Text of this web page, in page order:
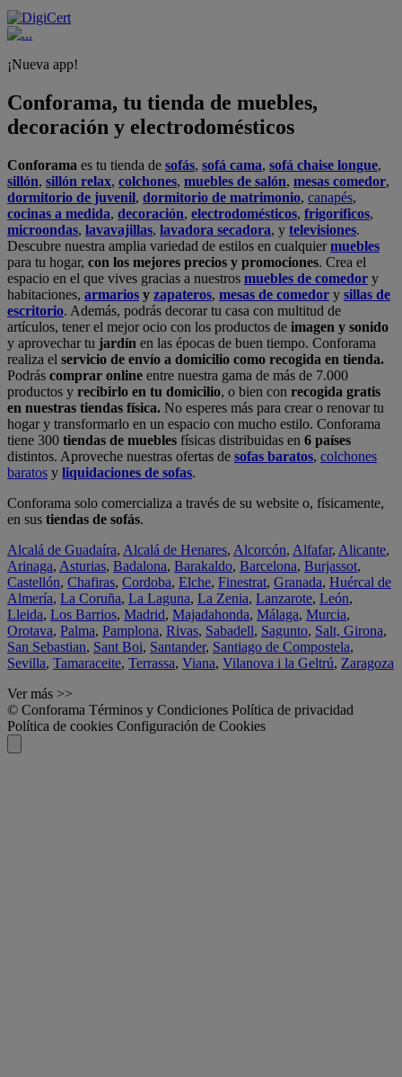
¡Nueva app!
Conforama, tu tienda de muebles,
decoración y electrodomésticos
Conforama es tu tienda de sofás, sofá cama, sofá chaise longue,
sillón, sillón relax, colchones, muebles de salón, mesas comedor,
dormitorio de juvenil, dormitorio de matrimonio, canapés,
cocinas a medida, decoración, electrodomésticos, frigoríficos,
microondas, lavavajillas, lavadora secadora, y televisiones.
Descubre nuestra amplia variedad de estilos en cualquiermuebles
para tu hogar, con los mejores precios y promociones. Crea el
espacio en el que vives gracias a nuestros muebles de comedor y
habitaciones, armarios y zapateros, mesas de comedor y sillas de
escritorio. Además, podrás decorar tu casa con multitud de
artículos, tener el mejor ocio con los productos de imagen y sonido
y aprovechar tu jardín en las épocas de buen tiempo. Conforama
realiza el servicio de envío a domicilio como recogida en tienda.
Podrás comprar online entre nuestra gama de más de 7.000
productos y recibirlo en tu domicilio, o bien con recogida gratis
en nuestras tiendas física. No esperes más para crear o renovar tu
hogar y transformarlo en un espacio con mucho estilo. Conforama
tiene 300 tiendas de muebles físicas distribuidas en 6 países
distintos. Aproveche nuestras ofertas de sofas baratos, colchones
baratos y liquidaciones de sofas.
Conforama solo comercializa a través de su website o, físicamente,
en sus tiendas de sofás.
Alcalá de Guadaíra, Alcalá de Henares, Alcorcón, Alfafar, Alicante,
Arinaga, Asturias, Badalona, Barakaldo, Barcelona, Burjassot,
Castellón, Chafiras, Cordoba, Elche, Finestrat, Granada, Huércal de
Almería, La Coruña, La Laguna, La Zenia, Lanzarote, León,
Lleida, Los Barrios, Madrid, Majadahonda, Málaga, Murcia,
Orotava, Palma, Pamplona, Rivas, Sabadell, Sagunto, Salt, Girona,
San Sebastian, Sant Boi, Santander, Santiago de Compostela,
Sevilla, Tamaraceite, Terrassa, Viana, Vilanova i la Geltrú, Zaragoza
Ver más >>
© Conforama Términos y Condiciones Política de privacidad
Política de cookies Configuración de Cookies